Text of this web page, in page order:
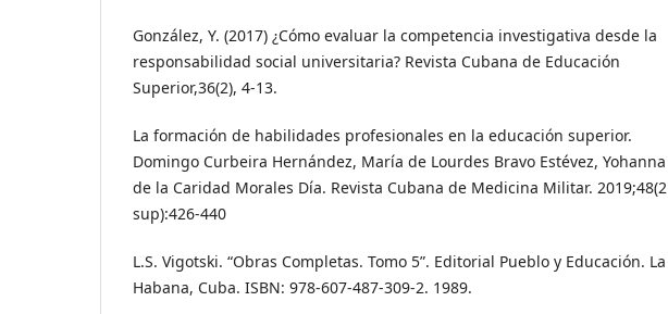
González, Y. (2017) ¿Cómo evaluar la competencia investigativa desde la
responsabilidad social universitaria? Revista Cubana de Educación
Superior,36(2), 4-13.
La formación de habilidades profesionales en la educación superior.
Domingo Curbeira Hernández, María de Lourdes Bravo Estévez, Yohanna
de la Caridad Morales Día. Revista Cubana de Medicina Militar. 2019;48(2
sup):426-440
L.S. Vigotski. “Obras Completas. Tomo 5”. Editorial Pueblo y Educación. La
Habana, Cuba. ISBN: 978-607-487-309-2. 1989.